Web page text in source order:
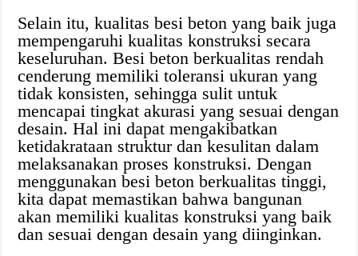
Selain itu, kualitas besi beton yang baik juga
mempengaruhi kualitas konstruksi secara
keseluruhan. Besi beton berkualitas rendah
cenderung memiliki toleransi ukuran yang
tidak konsisten, sehingga sulit untuk
mencapai tingkat akurasi yang sesuai dengan
desain. Hal ini dapat mengakibatkan
ketidakrataan struktur dan kesulitan dalam
melaksanakan proses konstruksi. Dengan
menggunakan besi beton berkualitas tinggi,
kita dapat memastikan bahwa bangunan
akan memiliki kualitas konstruksi yang baik
dan sesuai dengan desain yang diinginkan.